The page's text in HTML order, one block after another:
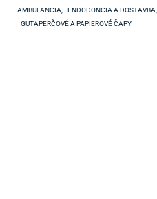
AMBULANCIA
ENDODONCIA A DOSTAVBA
GUTAPERČOVÉ A PAPIEROVÉ ČAPY